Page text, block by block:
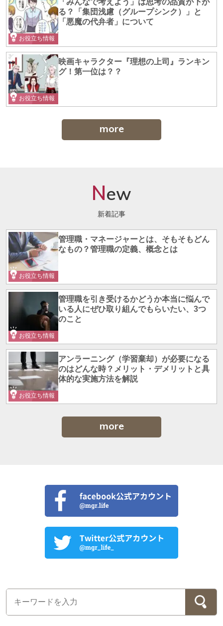
お役立ち情報
る？「集団浅慮（グループシンク）」と
「悪魔の代弁者」について
お役立ち情報
映画キャラクター『理想の上司』ランキン
グ！第一位は？？
more
New
新着記事
お役立ち情報
管理職・マネージャーとは、そもそもどん
なもの？管理職の定義、概念とは
お役立ち情報
管理職を引き受けるかどうか本当に悩んで
いる人にぜひ取り組んでもらいたい、3つ
のこと
お役立ち情報
アンラーニング（学習棄却）が必要になる
のはどんな時？メリット・デメリットと具
体的な実施方法を解説
more